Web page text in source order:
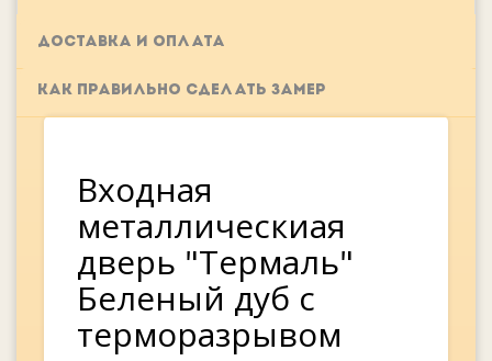
ДОСТАВКА И ОПЛАТА
КАК ПРАВИЛЬНО СДЕЛАТЬ ЗАМЕР
Входная
металлическиая
дверь "Термаль"
Беленый дуб с
терморазрывом